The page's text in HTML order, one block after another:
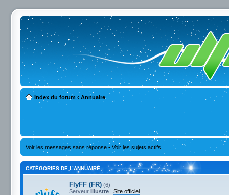
Index du forum ‹ Annuaire
Voir les messages sans réponse • Voir les sujets actifs
CATÉGORIES DE L’ANNUAIRE
FlyFF (FR) (6)
Serveur Illustre | Site officiel